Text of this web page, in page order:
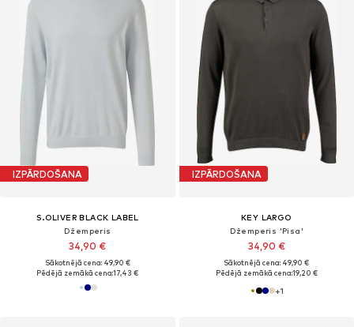
IZPĀRDOŠANA
S.OLIVER BLACK LABEL
Džemperis
34,90 €
Sākotnējā cena: 49,90 €
Pēdējā zemākā cena:17,43 €
IZPĀRDOŠANA
KEY LARGO
Džemperis 'Pisa'
34,90 €
Sākotnējā cena: 49,90 €
Pēdējā zemākā cena:19,20 €
+1